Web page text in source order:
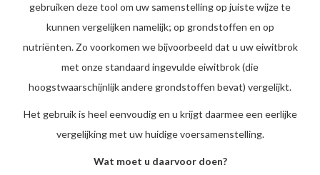
gebruiken deze tool om uw samenstelling op juiste wijze te
kunnen vergelijken namelijk; op grondstoffen en op
nutriënten. Zo voorkomen we bijvoorbeeld dat u uw eiwitbrok
met onze standaard ingevulde eiwitbrok (die
hoogstwaarschijnlijk andere grondstoffen bevat) vergelijkt.
Het gebruik is heel eenvoudig en u krijgt daarmee een eerlijke
vergelijking met uw huidige voersamenstelling.
Wat moet u daarvoor doen?